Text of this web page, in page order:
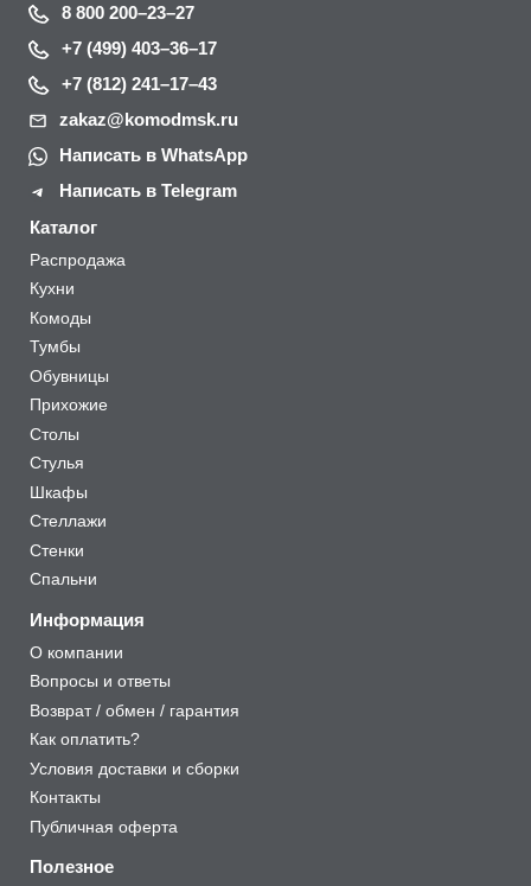
8 800 200–23–27
+7 (499) 403–36–17
+7 (812) 241–17–43
zakaz@komodmsk.ru
Написать в WhatsApp
Написать в Telegram
Каталог
Распродажа
Кухни
Комоды
Тумбы
Обувницы
Прихожие
Столы
Стулья
Шкафы
Стеллажи
Стенки
Спальни
Информация
О компании
Вопросы и ответы
Возврат / обмен / гарантия
Как оплатить?
Условия доставки и сборки
Контакты
Публичная оферта
Полезное